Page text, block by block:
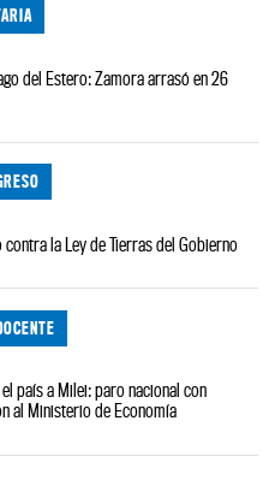
del Estero: Zamora arrasó en 26
la Ley de Tierras del Gobierno
país a Milei: paro nacional con
al Ministerio de Economía